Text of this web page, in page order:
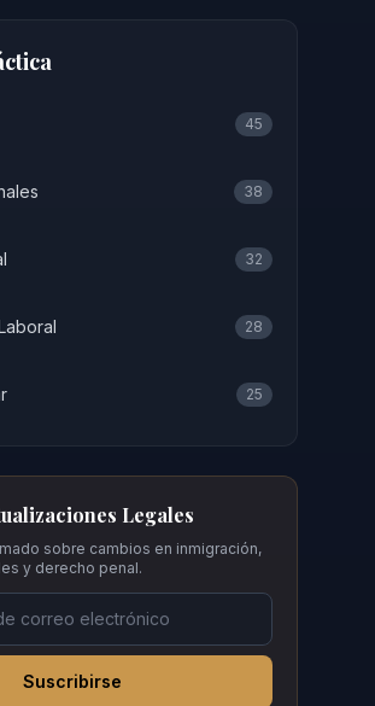
45
38
32
28
25
Legales
sobre cambios en inmigración,
y derecho penal.
Suscribirse